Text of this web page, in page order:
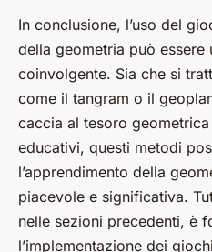
In conclusione, l’uso del
della geometria può
coinvolgente. Sia che si
come il tangram o il
caccia al tesoro
educativi, questi metodi
l’apprendimento della
piacevole e significativa.
nelle sezioni precedenti, è
l’implementazione dei